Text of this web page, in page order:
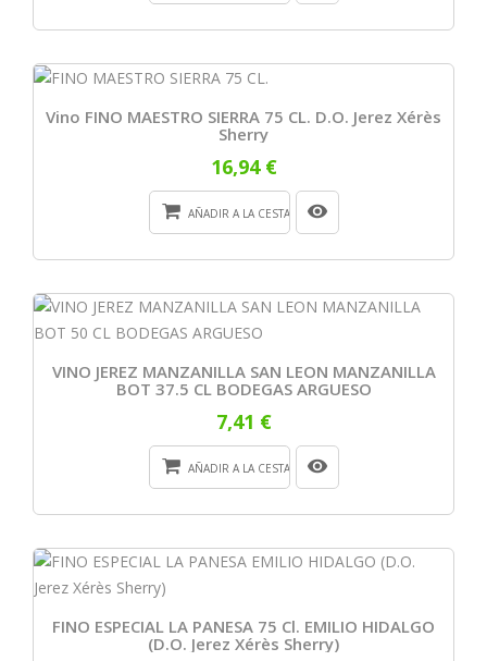
Vino FINO MAESTRO SIERRA 75 CL. D.O. Jerez Xérès
Sherry
16,94 €
AÑADIR A LA CESTA
VINO JEREZ MANZANILLA SAN LEON MANZANILLA
BOT 37.5 CL BODEGAS ARGUESO
7,41 €
AÑADIR A LA CESTA
FINO ESPECIAL LA PANESA 75 Cl. EMILIO HIDALGO
(D.O. Jerez Xérès Sherry)